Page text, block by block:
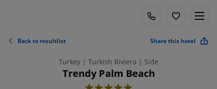
Back to resultlist Share this hotel
Turkey | Turkish Riviera | Side
Trendy Palm Beach